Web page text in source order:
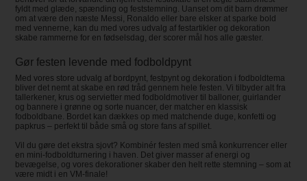
fyldt med glæde, spænding og feststemning. Uanset om dit barn drømmer
om at være den næste Messi, Ronaldo eller bare elsker at sparke bold
med vennerne, kan du med vores udvalg af festartikler og dekoration
skabe rammerne for en fødselsdag, der scorer mål hos alle gæster.
Gør festen levende med fodboldpynt
Med vores store udvalg af bordpynt, festpynt og dekoration i fodboldtema
bliver det nemt at skabe en rød tråd gennem hele festen. Vi tilbyder alt fra
tallerkener, krus og servietter med fodboldmotiver til balloner, guirlander
og bannere i grønne og sorte nuancer, der matcher en klassisk
fodboldbane. Bordet kan dækkes op med matchende duge, konfetti og
papkrus – perfekt til både små og store fans af spillet.
Vil du gøre det ekstra sjovt? Kombinér festen med små konkurrencer eller
en mini-fodboldturnering i haven. Det giver masser af energi og
bevægelse, og vores dekorationer skaber den helt rette stemning – som at
være midt i en VM-finale!